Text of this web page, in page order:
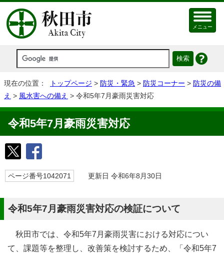
メニュー
現在の位置： トップページ > 防災・緊急 > 防災コーナー > 防災の備
え > 風水害への備え > 令和5年7月豪雨災害対応
令和5年7月豪雨災害対応
ページ番号1042071 更新日 令和6年8月30日
令和5年7月豪雨災害対応の検証について
秋田市では、令和5年7月豪雨災害における対応につい
て、課題等を整理し、改善策を検討するため、「令和5年7